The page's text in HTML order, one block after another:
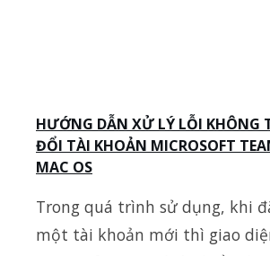
HƯỚNG DẪN XỬ LÝ LỖI KHÔNG
ĐỔI TÀI KHOẢN MICROSOFT
MAC OS
Trong quá trình sử dụng, khi
một tài khoản mới thì giao